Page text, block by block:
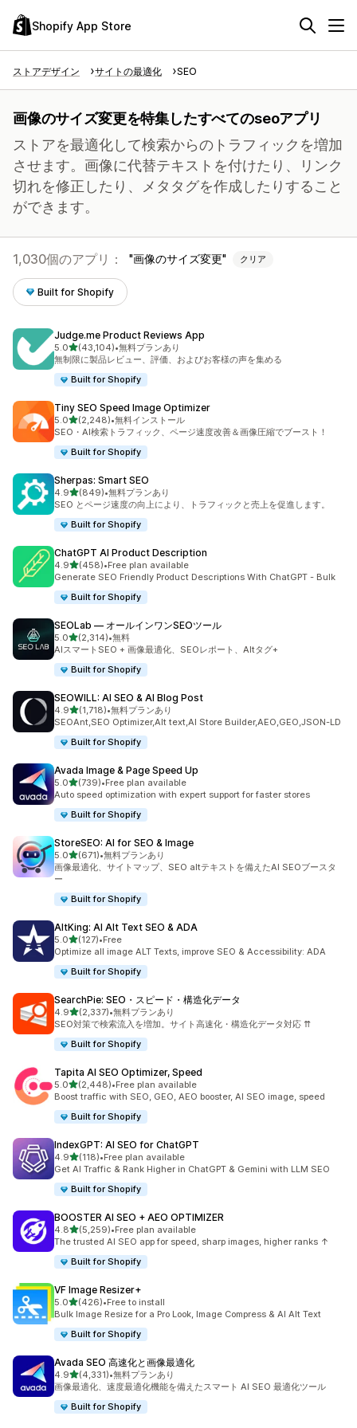
Shopify App Store
ストアデザイン サイトの最適化 SEO
画像のサイズ変更を特集したすべてのseoアプリ
ストアを最適化して検索からのトラフィックを増加
させます。画像に代替テキストを付けたり、リンク
切れを修正したり、メタタグを作成したりすること
ができます。
1,030個のアプリ： 画像のサイズ変更 クリア
Built for Shopify
Judge.me Product Reviews App
5.05つ星中
(43,104)
合計レビュー数：43104件
•無料プランあり
無制限に製品レビュー、評価、およびお客様の声を集める
Built for Shopify
Tiny SEO Speed Image Optimizer
5.05つ星中
(2,248)
合計レビュー数：2248件
•無料インストール
SEO・AI検索トラフィック、ページ速度改善＆画像圧縮でブースト！
Built for Shopify
Sherpas: Smart SEO
4.95つ星中
(849)
合計レビュー数：849件
•無料プランあり
SEO とページ速度の向上により、トラフィックと売上を促進します。
Built for Shopify
ChatGPT AI Product Description
4.95つ星中
(458)
合計レビュー数：458件
•Free plan available
Generate SEO Friendly Product Descriptions With ChatGPT - Bulk
Built for Shopify
SEOLab — オールインワンSEOツール
5.05つ星中
(2,314)
合計レビュー数：2314件
•無料
AIスマートSEO + 画像最適化、SEOレポート、Altタグ+
Built for Shopify
SEOWILL: AI SEO & AI Blog Post
4.95つ星中
(1,718)
合計レビュー数：1718件
•無料プランあり
SEOAnt,SEO Optimizer,Alt text,AI Store Builder,AEO,GEO,JSON-LD
Built for Shopify
Avada Image & Page Speed Up
5.05つ星中
(739)
合計レビュー数：739件
•Free plan available
Auto speed optimization with expert support for faster stores
Built for Shopify
StoreSEO: AI for SEO & Image
5.05つ星中
(671)
合計レビュー数：671件
•無料プランあり
画像最適化、サイトマップ、SEO altテキストを備えたAI SEOブースタ
ー
Built for Shopify
AltKing: AI Alt Text SEO & ADA
5.05つ星中
(127)
合計レビュー数：127件
•Free
Optimize all image ALT Texts, improve SEO & Accessibility: ADA
Built for Shopify
SearchPie: SEO・スピード・構造化データ
4.95つ星中
(2,337)
合計レビュー数：2337件
•無料プランあり
SEO対策で検索流入を増加。サイト高速化・構造化データ対応 ⇈
Built for Shopify
Tapita AI SEO Optimizer, Speed
5.05つ星中
(2,448)
合計レビュー数：2448件
•Free plan available
Boost traffic with SEO, GEO, AEO booster, AI SEO image, speed
Built for Shopify
IndexGPT: AI SEO for ChatGPT
4.95つ星中
(118)
合計レビュー数：118件
•Free plan available
Get AI Traffic & Rank Higher in ChatGPT & Gemini with LLM SEO
Built for Shopify
BOOSTER AI SEO + AEO OPTIMIZER
4.85つ星中
(5,259)
合計レビュー数：5259件
•Free plan available
The trusted AI SEO app for speed, sharp images, higher ranks ↑
Built for Shopify
VF Image Resizer+
5.05つ星中
(426)
合計レビュー数：426件
•Free to install
Bulk Image Resize for a Pro Look, Image Compress & AI Alt Text
Built for Shopify
Avada SEO 高速化と画像最適化
4.95つ星中
(4,331)
合計レビュー数：4331件
•無料プランあり
画像最適化、速度最適化機能を備えたスマート AI SEO 最適化ツール
Built for Shopify